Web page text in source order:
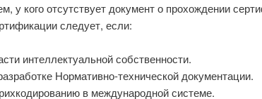
у кого отсутствует документ о прохождении
следует, если:
интеллектуальной собственности.
Нормативно-технической документации.
в международной системе.